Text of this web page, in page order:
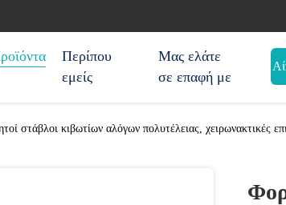
Περίπου
εμείς
Μας ελάτε
σε επαφή με
στάβλοι κιβωτίων αλόγων πολυτέλειας, χειρωνακτικές